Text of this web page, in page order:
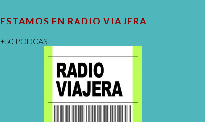
ESTAMOS EN RADIO VIAJERA
+50 PODCAST